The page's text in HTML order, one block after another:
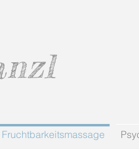
Fruchtbarkeitsmassage